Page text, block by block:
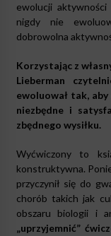
ewolucji
nigdy nie
dobrowolna
Korzystając z
Lieberman
ewoluował tak,
niezbędne i
zbędnego wysiłku.
Wyćwiczony to
konstruktywna.
przyczynił się do
chorób takich jak
obszaru biologii i
„uprzyjemnić”